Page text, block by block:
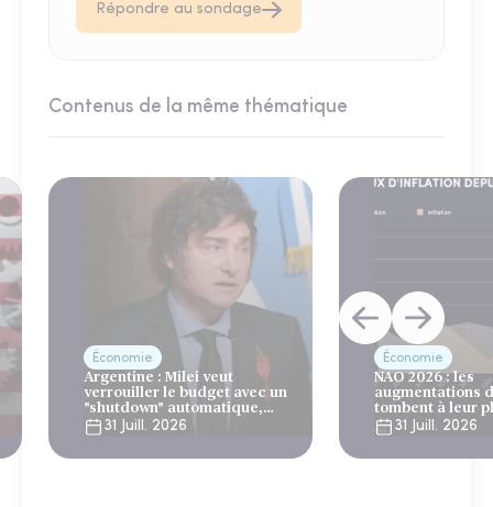
Répondre au sondage
Contenus de la même thématique
Économie
Argentine : Milei veut
verrouiller le budget avec un
"shutdown" automatique,
sous le regard bienveillant
du FMI
31 Juill. 2026
Économie
NAO 2026 : les
augmentations
tombent à leur
niveau depuis 4
31 Juill. 2026